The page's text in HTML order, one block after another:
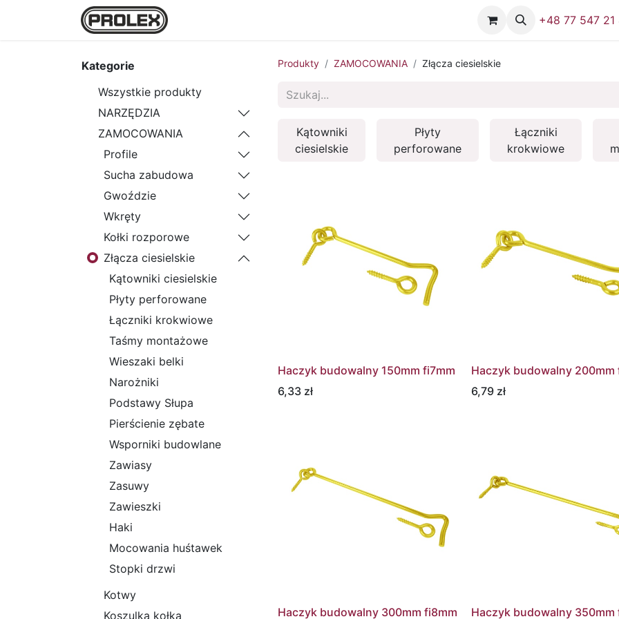
+48 77 547 21
Kategorie
Wszystkie produkty
NARZĘDZIA
ZAMOCOWANIA
Profile
Sucha zabudowa
Gwoździe
Wkręty
Kołki rozporowe
Złącza ciesielskie
Kątowniki ciesielskie
Płyty perforowane
Łączniki krokwiowe
Taśmy montażowe
Wieszaki belki
Narożniki
Podstawy Słupa
Pierścienie zębate
Wsporniki budowlane
Zawiasy
Zasuwy
Zawieszki
Haki
Mocowania huśtawek
Stopki drzwi
Kotwy
Koszulka kołka
Produkty ZAMOCOWANIA Złącza ciesielskie
Kątowniki
ciesielskie
Płyty
perforowane
Łączniki
krokwiowe
Haczyk budowalny 150mm fi7mm
6,33 zł
Haczyk budowalny 200mm
6,79 zł
Haczyk budowalny 300mm fi8mm Haczyk budowalny 350mm